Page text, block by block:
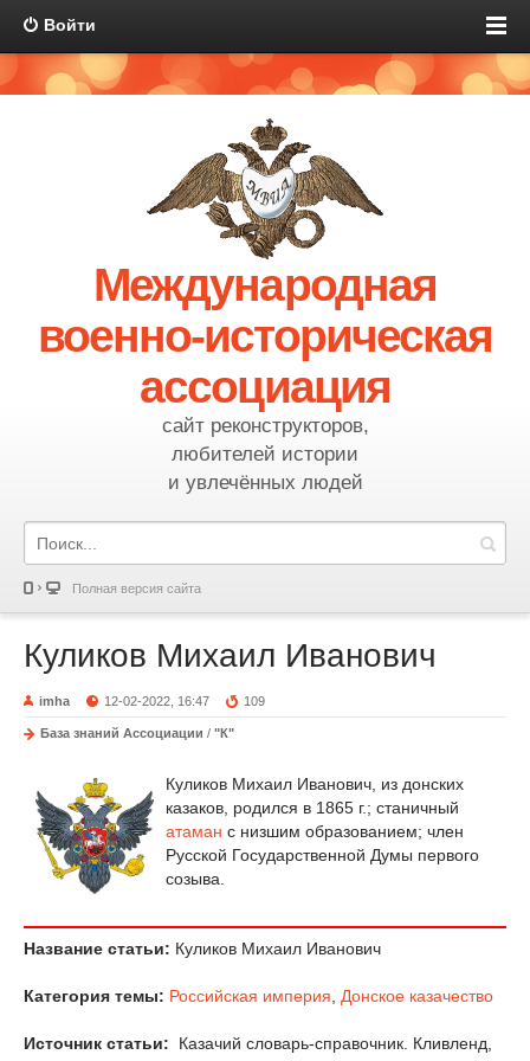
Войти
Международная
военно-историческая
ассоциация
сайт реконструкторов,
любителей истории
и увлечённых людей
Полная версия сайта
Куликов Михаил Иванович
imha 12-02-2022, 16:47 109
База знаний Ассоциации / "К"
Куликов Михаил Иванович, из донских
казаков, родился в 1865 г.; станичный
атаман с низшим образованием; член
Русской Государственной Думы первого
созыва.
Название статьи: Куликов Михаил Иванович
Категория темы: Российская империя Донское казачество
Источник статьи:
Казачий словарь-справочник. Кливленд,